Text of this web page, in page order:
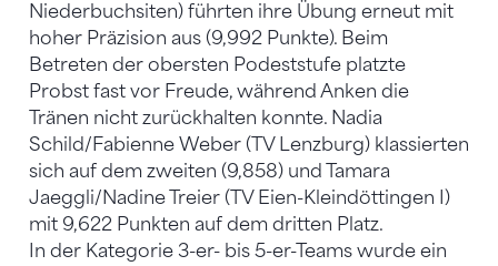
Niederbuchsiten) führten ihre Übung erneut mit
hoher Präzision aus (9,992 Punkte). Beim
Betreten der obersten Podeststufe platzte
Probst fast vor Freude, während Anken die
Tränen nicht zurückhalten konnte. Nadia
Schild/Fabienne Weber (TV Lenzburg) klassierten
sich auf dem zweiten (9,858) und Tamara
Jaeggli/Nadine Treier (TV Eien-Kleindöttingen I)
mit 9,622 Punkten auf dem dritten Platz.
In der Kategorie 3-er- bis 5-er-Teams wurde ein